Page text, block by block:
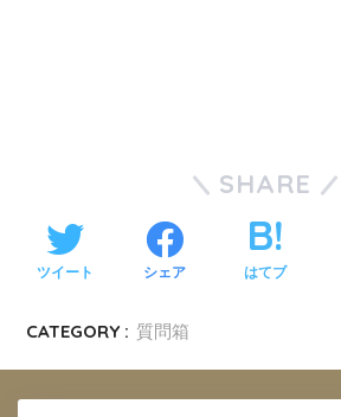
SHARE
ツイート シェア はてブ
CATEGORY : 質問箱